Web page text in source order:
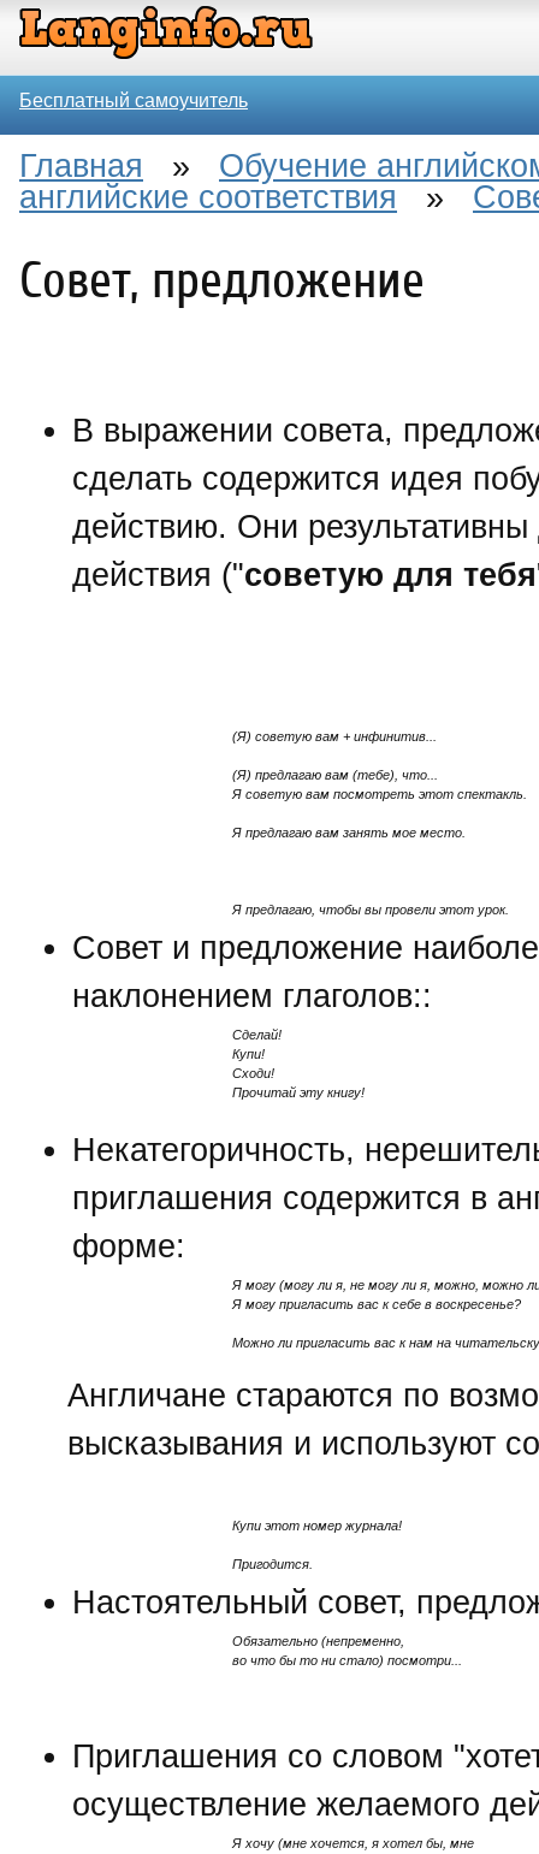
Бесплатный самоучитель
Главная » Обучение
английские соответствия »
Совет, предложение
В выражении совета,
сделать содержится идея
действию. Они
действия ("советую для тебя
(Я) советую вам + инфинитив...
(Я) предлагаю вам (тебе), что...
Я советую вам посмотреть этот спектакль.
Я предлагаю вам занять мое место.
Я предлагаю, чтобы вы провели этот урок.
Совет и предложение
наклонением глаголов::
Сделай!
Купи!
Сходи!
Прочитай эту книгу!
Некатегоричность,
приглашения содержится в
форме:
Я могу (могу ли я, не могу ли я, можно, можно
Я могу пригласить вас к себе в воскресенье?
Можно ли пригласить вас к нам на
Англичане стараются по
высказывания и используют
Купи этот номер журнала!
Пригодится.
Настоятельный совет,
Обязательно (непременно,
во что бы то ни стало) посмотри...
Приглашения со словом
осуществление желаемого
Я хочу (мне хочется, я хотел бы, мне